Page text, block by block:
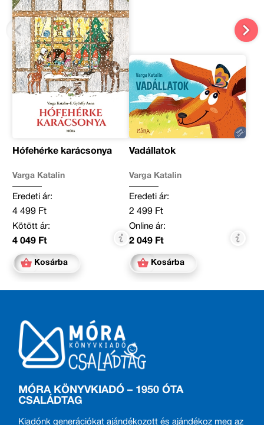
Hófehérke karácsonya
Varga Katalin
Eredeti ár:
4 499 Ft
Kötött ár:
4 049 Ft
Kosárba
Vadállatok
Varga Katalin
Eredeti ár:
2 499 Ft
Online ár:
2 049 Ft
Kosárba
MÓRA KÖNYVKIADÓ – 1950 ÓTA
CSALÁDTAG
Kiadónk generációkat ajándékozott és ajándékoz meg az